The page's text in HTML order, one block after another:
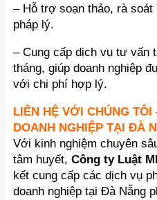
– Hỗ trợ soạn thảo, rà
pháp lý.
– Cung cấp dịch vụ tư vấn
tháng, giúp doanh nghiệp
với chi phí hợp lý.
LIÊN HỆ VỚI CHÚNG
DOANH NGHIỆP TẠI ĐÀ
Với kinh nghiệm chuyên
tâm huyết,Công ty Luật
kết cung cấp các dịch vụ
doanh nghiệp tại Đà Nẵng